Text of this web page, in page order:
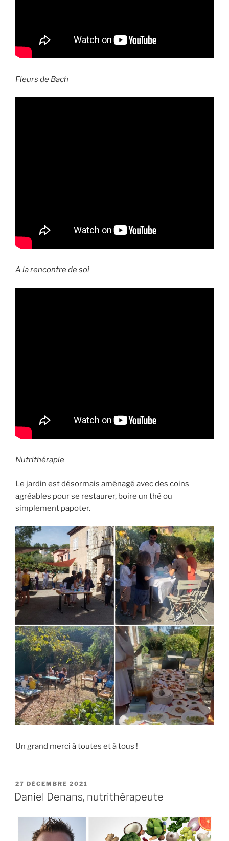
Fleurs de Bach
A la rencontre de soi
Nutrithérapie
Le jardin est désormais aménagé avec des coins
agréables pour se restaurer, boire un thé ou
simplement papoter.
Un grand merci à toutes et à tous !
PUBLIÉ
LE
27 DÉCEMBRE 2021
Daniel Denans, nutrithérapeute